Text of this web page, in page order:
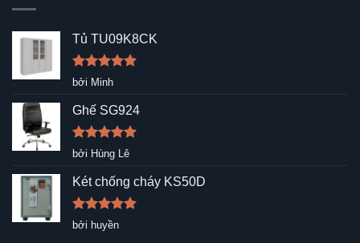
Tủ TU09K8CK
Được xếp
sao
bởi Minh
Ghế SG924
Được xếp
5
sao
bởi Hùng Lê
Két chống cháy KS50D
Được xếp
hạng5
bởi huyền